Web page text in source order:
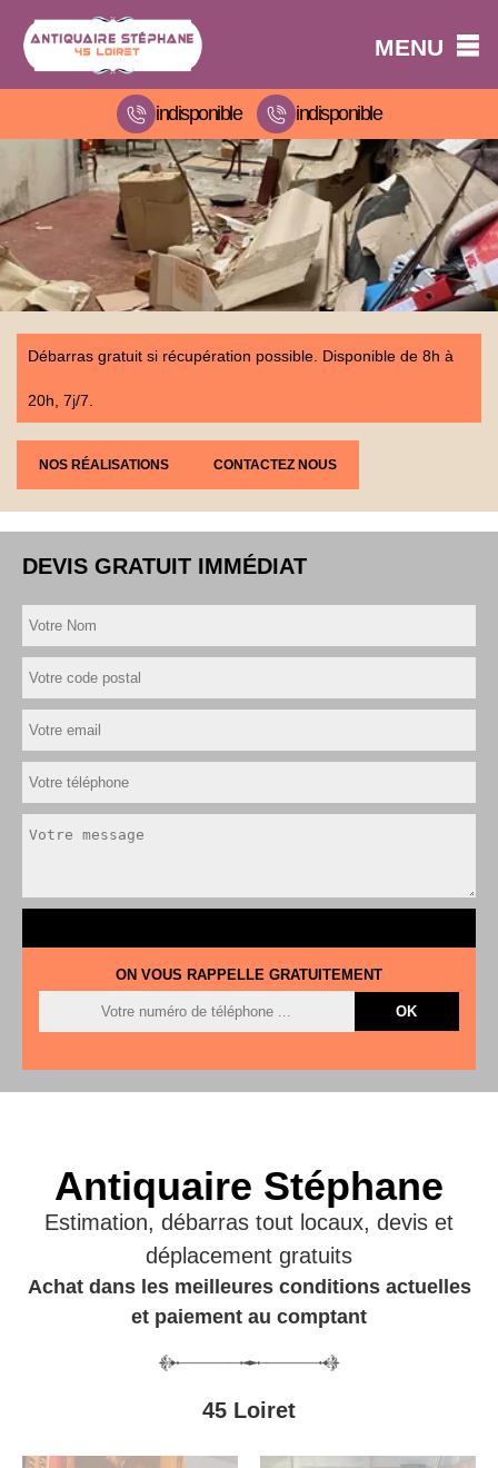
MENU
indisponible indisponible
Débarras gratuit si récupération possible. Disponible de 8h à
20h, 7j/7.
NOS RÉALISATIONS CONTACTEZ NOUS
DEVIS GRATUIT IMMÉDIAT
ON VOUS RAPPELLE GRATUITEMENT
Antiquaire Stéphane
Estimation, débarras tout locaux, devis et
déplacement gratuits
Achat dans les meilleures conditions actuelles
et paiement au comptant
45 Loiret